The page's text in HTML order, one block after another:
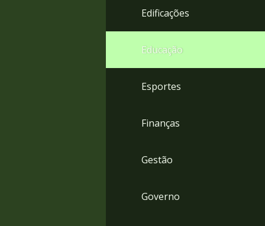
Edificações
Educação
Esportes
Finanças
Gestão
Governo